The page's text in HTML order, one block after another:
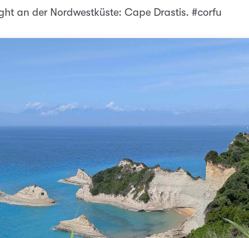
an der Nordwestküste: Cape Drastis. #corfu